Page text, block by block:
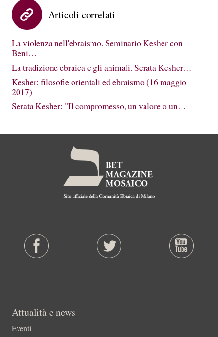
Articoli correlati
La violenza nell'ebraismo. Seminario Kesher con
Beni…
La tradizione ebraica e gli animali. Serata Kesher…
Kesher: filosofie orientali ed ebraismo (16 maggio
2017)
Serata Kesher: "Il compromesso, un valore o un…
Attualità e news
Eventi